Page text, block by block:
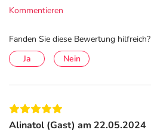
Kommentieren
Fanden Sie diese Bewertung hilfreich?
Ja
Nein
Alinatol (Gast) am 22.05.2024